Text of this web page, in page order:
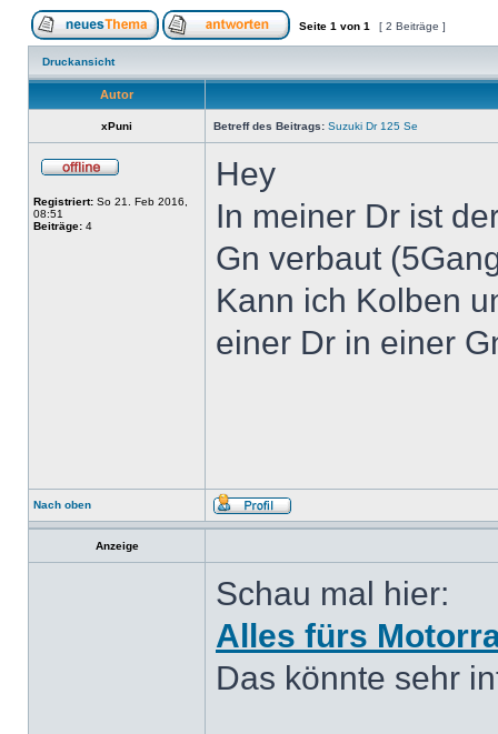
Seite 1 von 1 [ 2 Beiträge ]
Druckansicht
Autor
xPuni Betreff des Beitrags: Suzuki Dr 125 Se
Registriert: So 21. Feb 2016,
08:51
Beiträge: 4
Hey
In meiner Dr ist
Gn verbaut
Kann ich Kolben
einer Dr in einer
Nach oben
Anzeige
Schau mal hier:
Alles fürs
Das könnte sehr